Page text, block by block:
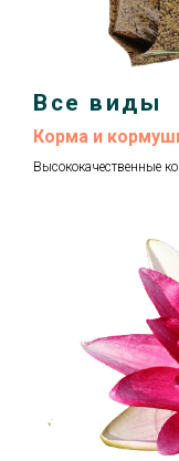
Все виды
Корма и
Высококачественные